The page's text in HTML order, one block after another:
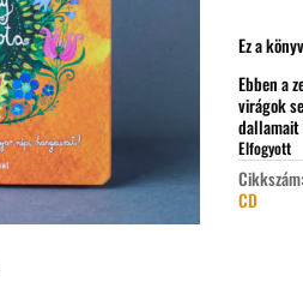
Ez a
Ebben a
virágok
Elfogyott
Cikkszám:
CD